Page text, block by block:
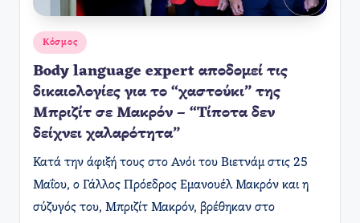
Αναρτήθηκε
σε
Κόσμος
Body language expert αποδομεί τις
δικαιολογίες για το “χαστούκι” της
Μπριζίτ σε Μακρόν – “Τίποτα δεν
δείχνει χαλαρότητα”
Κατά την άφιξή τους στο Ανόι του Βιετνάμ στις 25
Μαΐου, ο Γάλλος Πρόεδρος Εμανουέλ Μακρόν και η
σύζυγός του, Μπριζίτ Μακρόν, βρέθηκαν στο